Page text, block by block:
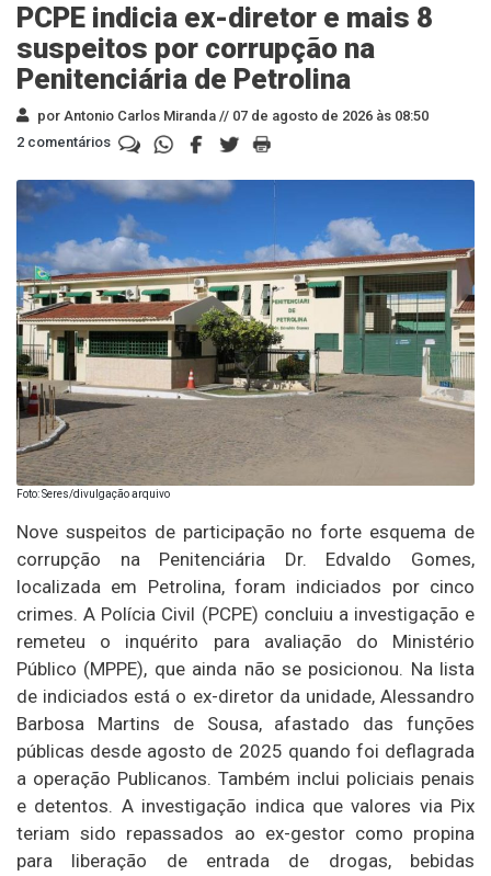
PCPE indicia ex-diretor e mais 8
suspeitos por corrupção na
Penitenciária de Petrolina
por Antonio Carlos Miranda // 07 de agosto de 2026 às 08:50
2 comentários
Foto: Seres/divulgação arquivo
Nove suspeitos de participação no forte esquema de
corrupção na Penitenciária Dr. Edvaldo Gomes,
localizada em Petrolina, foram indiciados por cinco
crimes. A Polícia Civil (PCPE) concluiu a investigação e
remeteu o inquérito para avaliação do Ministério
Público (MPPE), que ainda não se posicionou. Na lista
de indiciados está o ex-diretor da unidade, Alessandro
Barbosa Martins de Sousa, afastado das funções
públicas desde agosto de 2025 quando foi deflagrada
a operação Publicanos. Também inclui policiais penais
e detentos. A investigação indica que valores via Pix
teriam sido repassados ao ex-gestor como propina
para liberação de entrada de drogas, bebidas